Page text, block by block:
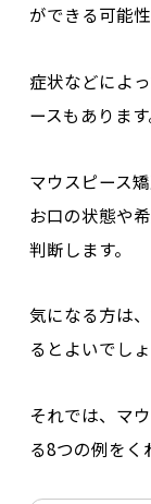
ができる可能
症状などによ
ースもあります
マウスピース
お口の状態や
判断します。
気になる方は
るとよいでしょ
それでは、マ
る8つの例をく